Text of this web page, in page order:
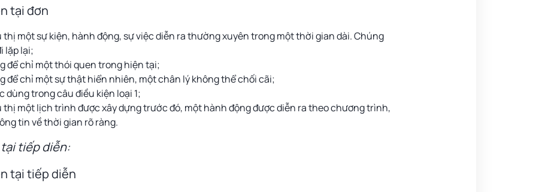
một sự kiện, hành động, sự việc diễn ra thường xuyên trong một thời gian dài. Chúng
lặp lại;
để chỉ một thói quen trong hiện tại;
để chỉ một sự thật hiển nhiên, một chân lý không thể chối cãi;
dùng trong câu điều kiện loại 1;
thị một lịch trình được xây dựng trước đó, một hành động được diễn ra theo chương trình,
tin về thời gian rõ ràng.
tiếp diễn: